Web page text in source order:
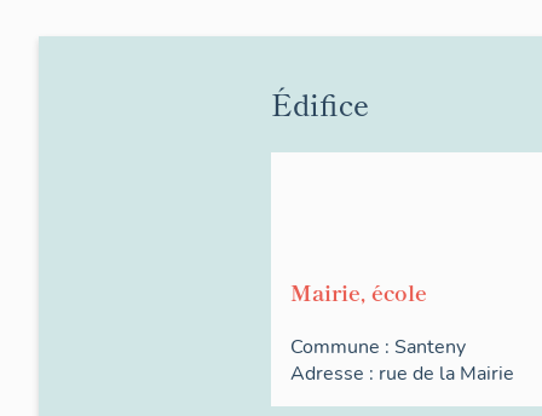
Édifice
Mairie, école
Commune : Santeny
Adresse : rue de la Mairie